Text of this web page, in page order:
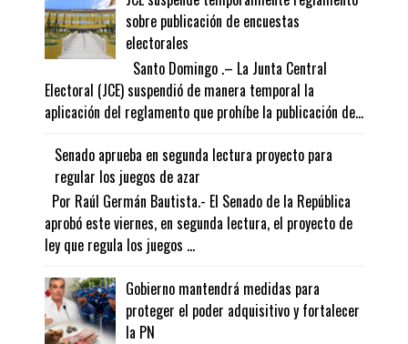
sobre publicación de encuestas
electorales
Santo Domingo .– La Junta Central
Electoral (JCE) suspendió de manera temporal la
aplicación del reglamento que prohíbe la publicación de...
Senado aprueba en segunda lectura proyecto para
regular los juegos de azar
Por Raúl Germán Bautista.- El Senado de la República
aprobó este viernes, en segunda lectura, el proyecto de
ley que regula los juegos ...
Gobierno mantendrá medidas para
proteger el poder adquisitivo y fortalecer
la PN